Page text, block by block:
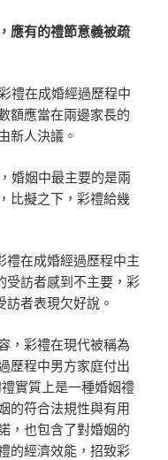
應有的禮節意義被疏
禮在成婚經過歷程中
額應當在兩邊家長的
新人決議。
婚姻中最主要的是兩
比擬之下，彩禮給幾
禮在成婚經過歷程中主
受訪者感到不主要，彩
者表現欠好說。
，彩禮在現代被稱為
歷程中男方家庭付出
實質上是一種婚姻禮
的符合法規性與有用
，也包含了對婚姻的
的經濟效能，招致彩